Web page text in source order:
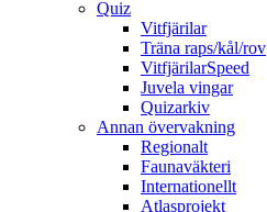
Quiz
Vitfjärilar
Träna raps/kål/rov
VitfjärilarSpeed
Juvela vingar
Quizarkiv
Annan övervakning
Regionalt
Faunaväkteri
Internationellt
Atlasprojekt